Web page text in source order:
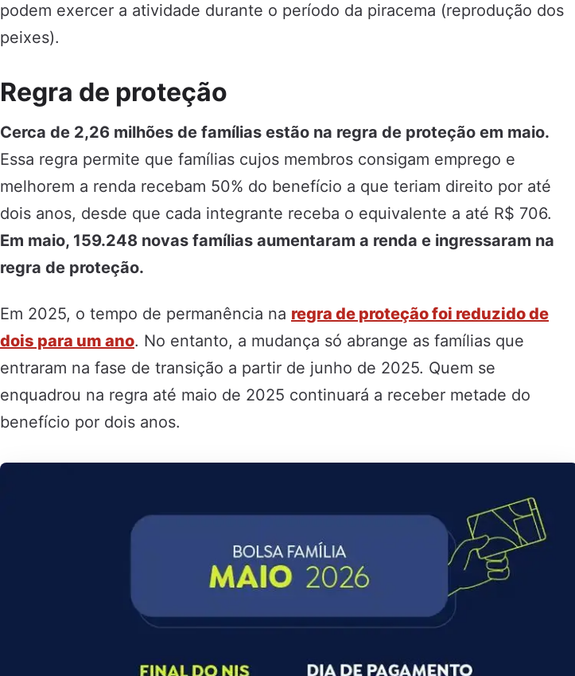
podem exercer a atividade durante o período da piracema (reprodução dos
peixes).
Regra de proteção
Cerca de 2,26 milhões de famílias estão na regra de proteção em maio.
Essa regra permite que famílias cujos membros consigam emprego e
melhorem a renda recebam 50% do benefício a que teriam direito por até
dois anos, desde que cada integrante receba o equivalente a até R$ 706.
Em maio, 159.248 novas famílias aumentaram a renda e ingressaram na
regra de proteção.
Em 2025, o tempo de permanência na regra de proteção foi reduzido de
dois para um ano. No entanto, a mudança só abrange as famílias que
entraram na fase de transição a partir de junho de 2025. Quem se
enquadrou na regra até maio de 2025 continuará a receber metade do
benefício por dois anos.